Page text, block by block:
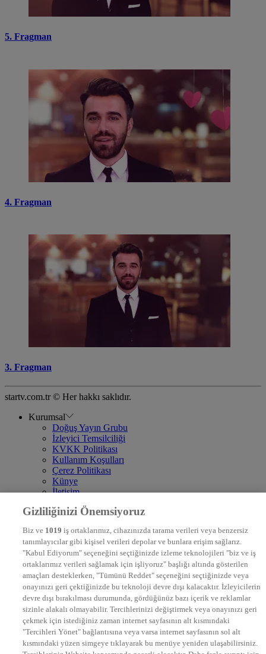
5. Fragman
4. Fragman
3. Fragman
startv.com.tr © Her hakkı saklıdır.
Kurumsal
Doğuş Yayın Grubu
İzleyici Temsilciliği
KVKK Politikası
Kullanım Koşulları
Çerez Politikası
Künye
İletişim
DYG Televizyonlar
STAR
EURO STAR
KRAL POP TV
DYG Radyolar
NTV RADYO
KRAL FM
KRAL POP
EKSEN
VOYAGE
DYG Dijital
ntv.com.tr
ntvspor.net
Gizliliğinizi Önemsiyoruz
Biz ve 1019 iş ortaklarımız, cihazınızda tarama verileri veya benzersiz
tanımlayıcılar gibi kişisel verileri depolar ve bunlara erişim sağlarız.
"Kabul Ediyorum" seçeneğini seçtiğinizde izleme teknolojileri "biz ve iş
ortaklarımız verileri sağlamak için işliyoruz" başlığı altında gösterilen
amaçları desteklerken, "Tümünü Reddet" seçeneğini seçtiğinizde veya
onayınızı geri çektiğinizde bu teknoloji devre dışı kalacaktır. İzleyicilerin
devre dışı bırakılması durumunda, gördüğünüz bazı içerik ve reklamlar
sizinle alakalı olmayabilir. Tercihlerinizi değiştirmek veya onayınızı geri
çekmek için istediğiniz zaman internet sayfasının alt kısmındaki
"Tercihleri Yönet" bağlantısına veya varsa internet sayfasının sol alt
kısmındaki yüzen simgeye tıklayarak bu menüye yeniden ulaşabilirsiniz.